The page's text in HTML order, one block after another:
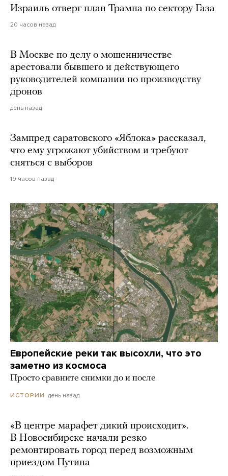
Израиль отверг план Трампа по сектору Газа
20 часов назад
В Москве по делу о мошенничестве
арестовали бывшего и действующего
руководителей компании по производству
дронов
день назад
Зампред саратовского «Яблока» рассказал,
что ему угрожают убийством и требуют
сняться с выборов
19 часов назад
Европейские реки так высохли, что это
заметно из космоса
Просто сравните снимки до и после
ИСТОРИИ день назад
«В центре марафет дикий происходит».
В Новосибирске начали резко
ремонтировать город перед возможным
приездом Путина